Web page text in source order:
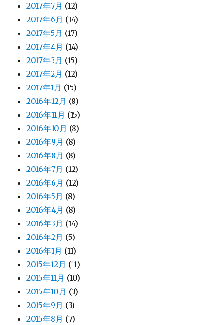
2017年7月 (12)
2017年6月 (14)
2017年5月 (17)
2017年4月 (14)
2017年3月 (15)
2017年2月 (12)
2017年1月 (15)
2016年12月 (8)
2016年11月 (15)
2016年10月 (8)
2016年9月 (8)
2016年8月 (8)
2016年7月 (12)
2016年6月 (12)
2016年5月 (8)
2016年4月 (8)
2016年3月 (14)
2016年2月 (5)
2016年1月 (11)
2015年12月 (11)
2015年11月 (10)
2015年10月 (3)
2015年9月 (3)
2015年8月 (7)